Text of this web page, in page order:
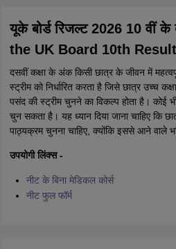
यूके बोर्ड रिजल्ट 2026 10 वीं
the UK Board 10th
दसवीं कक्षा के अंक किसी छात्र के जीवन में
स्ट्रीम को निर्धारित करता है जिसे छात्र उच्च
पसंद की स्ट्रीम चुनने का विकल्प होता है। कोई
चुन सकता है। यह ध्यान दिया जाना चाहिए कि
पाठ्यक्रम चुनना चाहिए, क्योंकि इससे आने वाले
उपयोगी लिंक्स -
नीट के बिना मेडिकल कोर्स
नीट फुल फॉर्म